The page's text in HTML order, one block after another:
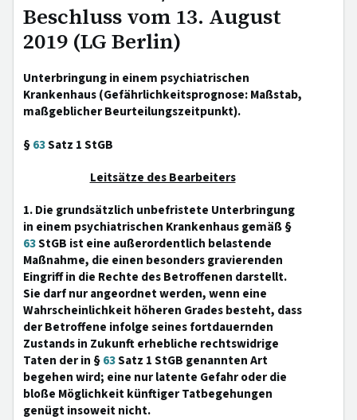
Beschluss vom 13. August
2019 (LG Berlin)
Unterbringung in einem psychiatrischen
Krankenhaus (Gefährlichkeitsprognose: Maßstab,
maßgeblicher Beurteilungszeitpunkt).
§63Satz 1 StGB
Leitsätze des Bearbeiters
1. Die grundsätzlich unbefristete Unterbringung
in einem psychiatrischen Krankenhaus gemäß §
63StGB ist eine außerordentlich belastende
Maßnahme, die einen besonders gravierenden
Eingriff in die Rechte des Betroffenen darstellt.
Sie darf nur angeordnet werden, wenn eine
Wahrscheinlichkeit höheren Grades besteht, dass
der Betroffene infolge seines fortdauernden
Zustands in Zukunft erhebliche rechtswidrige
Taten der in §63Satz 1 StGB genannten Art
begehen wird; eine nur latente Gefahr oder die
bloße Möglichkeit künftiger Tatbegehungen
genügt insoweit nicht.